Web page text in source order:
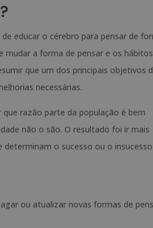
educar o cérebro para pensar de
a forma de pensar e os
que um dos principais objetivos
necessárias.
razão parte da população é bem
não o são. O resultado foi ir mais
determinam o sucesso ou o
ou atualizar novas formas de